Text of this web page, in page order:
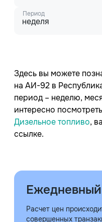
Период
неделя
Здесь вы можете
на АИ-92 в
период – неделю,
интересно
Дизельное топливо,
ссылке.
Расчет цен
совершенных